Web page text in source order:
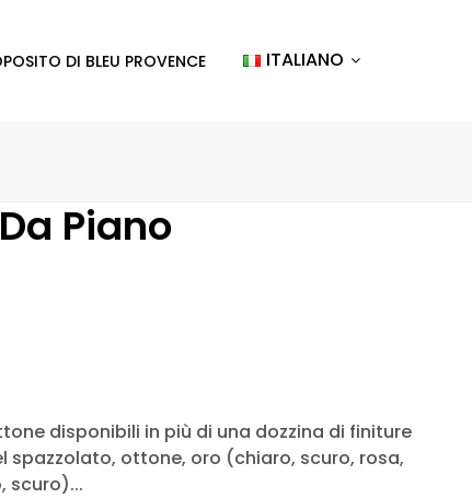
DI BLEU PROVENCE ITALIANO
Piano
disponibili in più di una dozzina di finiture
spazzolato, ottone, oro (chiaro, scuro, rosa,
scuro)...